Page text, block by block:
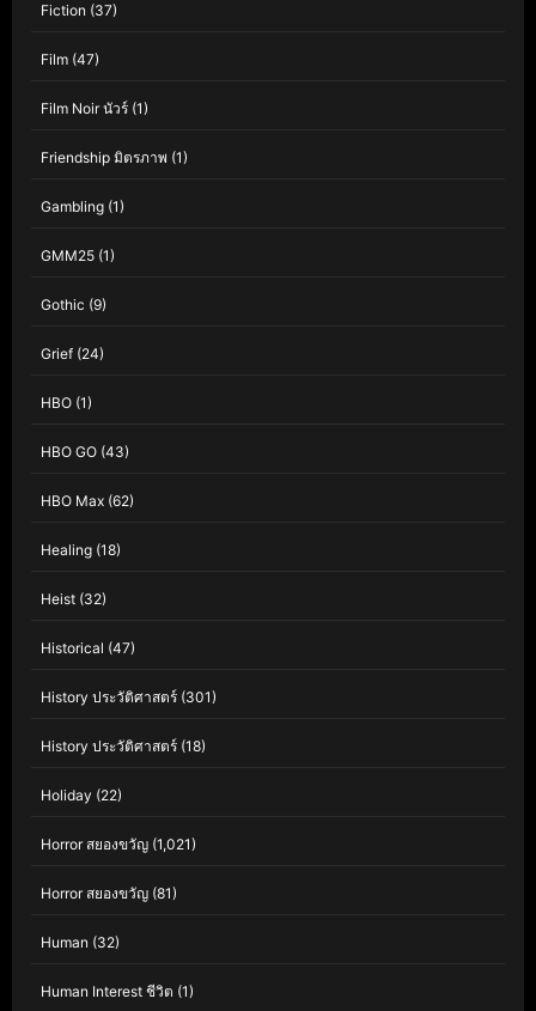
Fiction (37)
Film (47)
Film Noir นัวร์ (1)
Friendship มิตรภาพ (1)
Gambling (1)
GMM25 (1)
Gothic (9)
Grief (24)
HBO (1)
HBO GO (43)
HBO Max (62)
Healing (18)
Heist (32)
Historical (47)
History ประวัติศาสตร์ (301)
History ประวัติศาสตร์ (18)
Holiday (22)
Horror สยองขวัญ (1,021)
Horror สยองขวัญ (81)
Human (32)
Human Interest ชีวิต (1)